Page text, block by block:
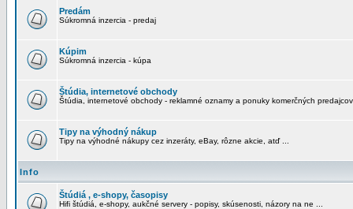
Predám
Súkromná inzercia - predaj
Kúpim
Súkromná inzercia - kúpa
Štúdia, internetové obchody
Štúdia, internetové obchody - reklamné oznamy a ponuky komerčných predajcov
Tipy na výhodný nákup
Tipy na výhodné nákupy cez inzeráty, eBay, rôzne akcie, atď ...
Info
Štúdiá , e-shopy, časopisy
Hifi štúdiá, e-shopy, aukčné servery - popisy, skúsenosti, názory na ne ...